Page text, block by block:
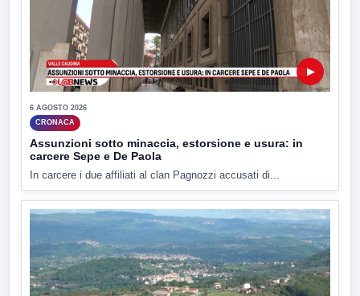
▶
6 AGOSTO 2026
CRONACA
Assunzioni sotto minaccia, estorsione e usura: in
carcere Sepe e De Paola
In carcere i due affiliati al clan Pagnozzi accusati di...